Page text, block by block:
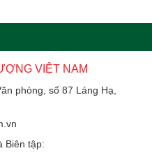
VIỆT NAM
phòng, số 87 Láng Hạ,
Biên tập: